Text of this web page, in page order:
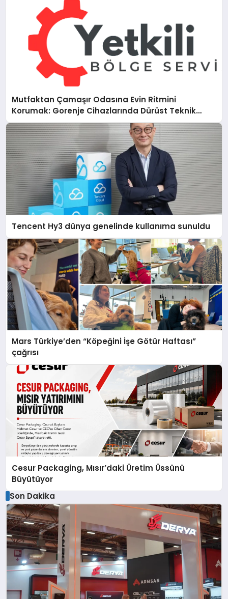
Mutfaktan Çamaşır Odasına Evin Ritmini
Korumak: Gorenje Cihazlarında Dürüst Teknik
Destek Deneyimi
Tencent Hy3 dünya genelinde kullanıma sunuldu
Mars Türkiye’den “Köpeğini İşe Götür Haftası”
çağrısı
Cesur Packaging, Mısır’daki Üretim Üssünü
Büyütüyor
Son Dakika